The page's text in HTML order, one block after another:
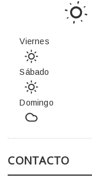
Viernes
Sábado
Domingo
CONTACTO